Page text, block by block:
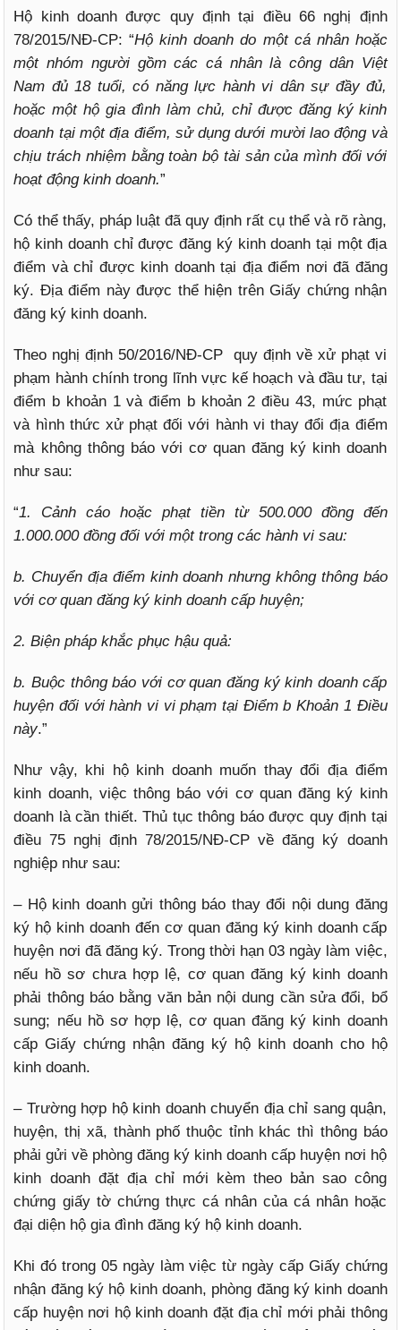
Hộ kinh doanh được quy định tại điều 66 nghị định
78/2015/NĐ-CP: “Hộ kinh doanh do một cá nhân hoặc
một nhóm người gồm các cá nhân là công dân Việt
Nam đủ 18 tuổi, có năng lực hành vi dân sự đầy đủ,
hoặc một hộ gia đình làm chủ, chỉ được đăng ký kinh
doanh tại một địa điểm, sử dụng dưới mười lao động và
chịu trách nhiệm bằng toàn bộ tài sản của mình đối với
hoạt động kinh doanh.”
Có thể thấy, pháp luật đã quy định rất cụ thể và rõ ràng,
hộ kinh doanh chỉ được đăng ký kinh doanh tại một địa
điểm và chỉ được kinh doanh tại địa điểm nơi đã đăng
ký. Địa điểm này được thể hiện trên Giấy chứng nhận
đăng ký kinh doanh.
Theo nghị định 50/2016/NĐ-CP quy định về xử phạt vi
phạm hành chính trong lĩnh vực kế hoạch và đầu tư, tại
điểm b khoản 1 và điểm b khoản 2 điều 43, mức phạt
và hình thức xử phạt đối với hành vi thay đổi địa điểm
mà không thông báo với cơ quan đăng ký kinh doanh
như sau:
“1. Cảnh cáo hoặc phạt tiền từ 500.000 đồng đến
1.000.000 đồng đối với một trong các hành vi sau:
b. Chuyển địa điểm kinh doanh nhưng không thông báo
với cơ quan đăng ký kinh doanh cấp huyện;
2. Biện pháp khắc phục hậu quả:
b. Buộc thông báo với cơ quan đăng ký kinh doanh cấp
huyện đối với hành vi vi phạm tại Điểm b Khoản 1 Điều
này.”
Như vậy, khi hộ kinh doanh muốn thay đổi địa điểm
kinh doanh, việc thông báo với cơ quan đăng ký kinh
doanh là cần thiết. Thủ tục thông báo được quy định tại
điều 75 nghị định 78/2015/NĐ-CP về đăng ký doanh
nghiệp như sau:
– Hộ kinh doanh gửi thông báo thay đổi nội dung đăng
ký hộ kinh doanh đến cơ quan đăng ký kinh doanh cấp
huyện nơi đã đăng ký. Trong thời hạn 03 ngày làm việc,
nếu hồ sơ chưa hợp lệ, cơ quan đăng ký kinh doanh
phải thông báo bằng văn bản nội dung cần sửa đổi, bổ
sung; nếu hồ sơ hợp lệ, cơ quan đăng ký kinh doanh
cấp Giấy chứng nhận đăng ký hộ kinh doanh cho hộ
kinh doanh.
– Trường hợp hộ kinh doanh chuyển địa chỉ sang quận,
huyện, thị xã, thành phố thuộc tỉnh khác thì thông báo
phải gửi về phòng đăng ký kinh doanh cấp huyện nơi hộ
kinh doanh đặt địa chỉ mới kèm theo bản sao công
chứng giấy tờ chứng thực cá nhân của cá nhân hoặc
đại diện hộ gia đình đăng ký hộ kinh doanh.
Khi đó trong 05 ngày làm việc từ ngày cấp Giấy chứng
nhận đăng ký hộ kinh doanh, phòng đăng ký kinh doanh
cấp huyện nơi hộ kinh doanh đặt địa chỉ mới phải thông